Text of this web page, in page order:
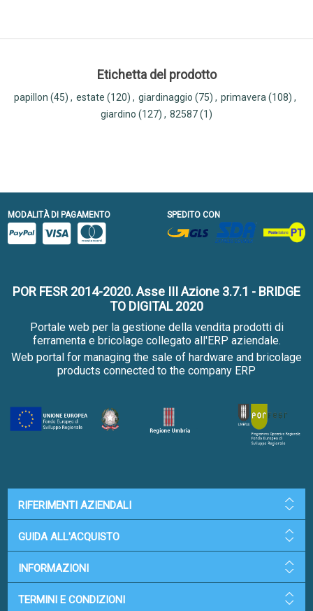
Etichetta del prodotto
papillon (45) , estate (120) , giardinaggio (75) , primavera (108) ,
giardino (127) , 82587(1)
MODALITÀ DI PAGAMENTO SPEDITO CON
POR FESR 2014-2020. Asse III Azione 3.7.1 - BRIDGE
TO DIGITAL 2020
Portale web per la gestione della vendita prodotti di
ferramenta e bricolage collegato all'ERP aziendale.
Web portal for managing the sale of hardware and bricolage
products connected to the company ERP
RIFERIMENTI AZIENDALI
GUIDA ALL'ACQUISTO
INFORMAZIONI
TERMINI E CONDIZIONI